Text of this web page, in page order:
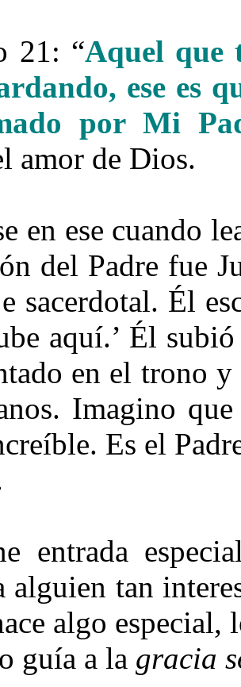
21: “Aquel que
ese es
por Mi
amor de Dios.
en ese cuando
del Padre fue
sacerdotal. Él
aquí.’ Él
en el trono
Imagino que
Es el
entrada
alguien tan
algo especial,
guía a la gracia